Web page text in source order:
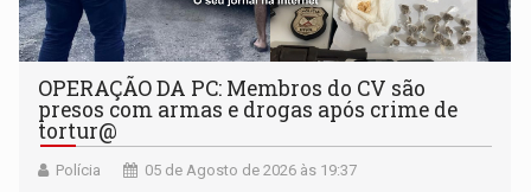
OPERAÇÃO DA PC: Membros do CV são
presos com armas e drogas após crime de
tortur@
Polícia 05 de Agosto de 2026 às 19:37